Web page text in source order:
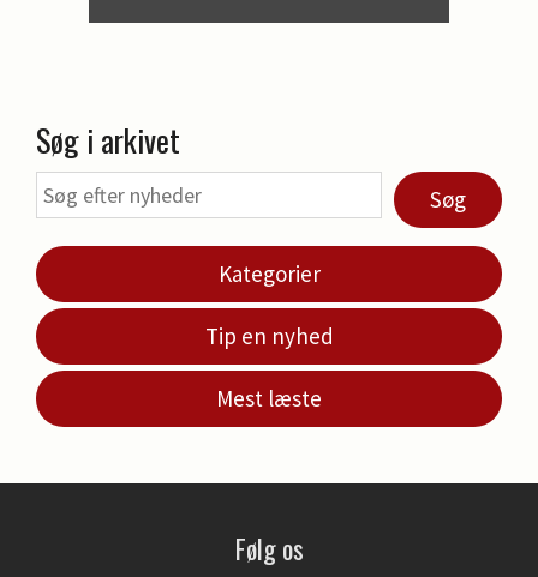
Søg i arkivet
Søg
Kategorier
Tip en nyhed
Mest læste
Følg os